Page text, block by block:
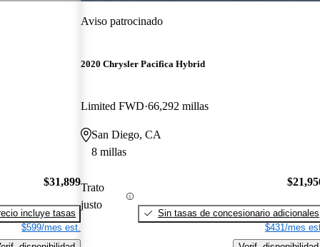
$31,899
incluye tasas
$599/mes est.
Aviso patrocinado
2020 Chrysler Pacifica Hybrid
Limited FWD 66,292 millas
San Diego, CA
8 millas
Trato
justo
Sin tasas de concesionario adicionales
$431/mes